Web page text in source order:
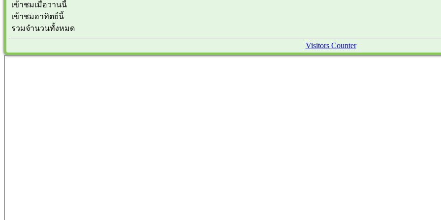
เข้าชมเมื่อวานนี้
เข้าชมอาทิตย์นี้
รวมจำนวนทั้งหมด
Visitors Counter